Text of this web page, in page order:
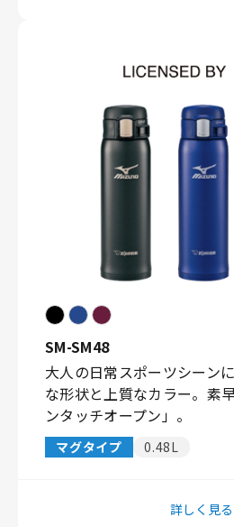
SM-SM48
大人の日常スポーツシーン
な形状と上質なカラー。素
ンタッチオープン」。
マグタイプ 0.48L
詳しく見る